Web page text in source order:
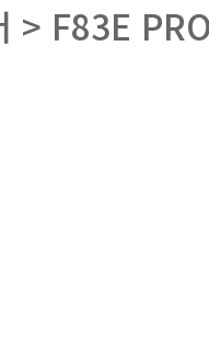
> F83E